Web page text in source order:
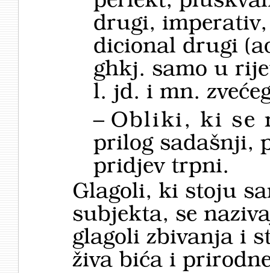
drugi,
dicional drugi
ghkj. samo u
l. jd. i mn.
– Obliki, ki se
prilog sadašnji,
pridjev trpni.
Glagoli, ki stoju
subjekta, se
glagoli zbivanja i
živa bića i